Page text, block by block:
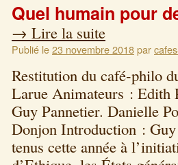
Quel humain pour
→ Lire la suite
Publié le23 novembre 2018par
Restitution du café-philo
Larue Animateurs : Edith
Guy Pannetier. Danielle
Donjon Introduction :
tenus cette année à